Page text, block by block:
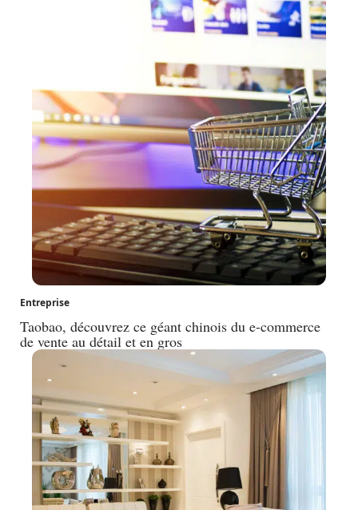
Entreprise
Taobao, découvrez ce géant chinois du e-commerce
de vente au détail et en gros